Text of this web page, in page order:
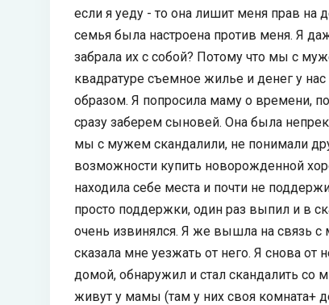
если я уеду - то она лишит меня прав на
семья была настроена против меня. Я
забрала их с собой? Потому что мы с
квадратуре съемное жилье и денег у
образом. Я попросила маму о времени,
сразу заберем сыновей. Она была
мы с мужем скандалили, не понимали
возможности купить новорожденной
находила себе места и почти не
просто поддержки, один раз выпил и в
очень извинялся. Я же вышла на связь с
сказала мне уезжать от него. Я снова
домой, обнаружил и стал скандалить со
живут у мамы (там у них своя комната+